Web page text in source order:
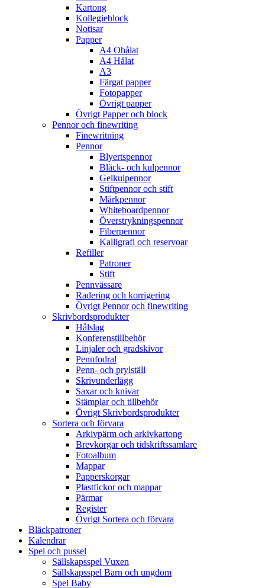
Kartong
Kollegieblock
Notisar
Papper
A4 Ohålat
A4 Hålat
A3
Färgat papper
Fotopapper
Övrigt papper
Övrigt Papper och block
Pennor och finewriting
Finewritning
Pennor
Blyertspennor
Bläck- och kulpennor
Gelkulpennor
Stiftpennor och stift
Märkpennor
Whiteboardpennor
Överstrykningspennor
Fiberpennor
Kalligrafi och reservoar
Refiller
Patroner
Stift
Pennvässare
Radering och korrigering
Övrigt Pennor och finewriting
Skrivbordsprodukter
Hålslag
Konferenstillbehör
Linjaler och gradskivor
Pennfodral
Penn- och prylställ
Skrivunderlägg
Saxar och knivar
Stämplar och tillbehör
Övrigt Skrivbordsprodukter
Sortera och förvara
Arkivpärm och arkivkartong
Brevkorgar och tidskriftssamlare
Fotoalbum
Mappar
Papperskorgar
Plastfickor och mappar
Pärmar
Register
Övrigt Sortera och förvara
Bläckpatroner
Kalendrar
Spel och pussel
Sällskapsspel Vuxen
Sällskapsspel Barn och ungdom
Spel Baby